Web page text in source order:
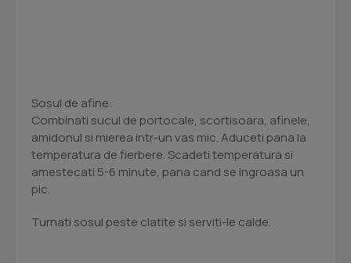
Sosul de afine:
Combinati sucul de portocale, scortisoara, afinele,
amidonul si mierea intr-un vas mic. Aduceti pana la
temperatura de fierbere. Scadeti temperatura si
amestecati 5-6 minute, pana cand se ingroasa un
pic.
Turnati sosul peste clatite si serviti-le calde.